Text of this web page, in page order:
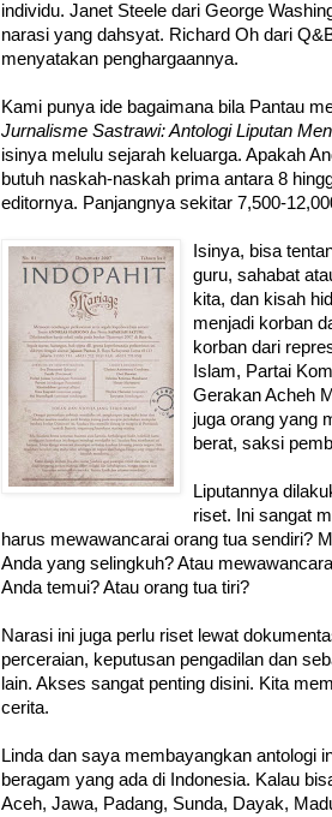
individu. Janet Steele dari George
narasi yang dahsyat. Richard Oh dari
menyatakan penghargaannya.
Kami punya ide bagaimana bila Pantau
Jurnalisme Sastrawi: Antologi Liputan
isinya melulu sejarah keluarga. Apakah
butuh naskah-naskah prima antara 8
editornya. Panjangnya sekitar 7,500-
Isinya, bisa
guru, sahabat
kita, dan kisah
menjadi korban
korban dari
Islam, Partai
Gerakan Acheh
juga orang yang
berat, saksi
Liputannya
riset. Ini sangat
harus mewawancarai orang tua sendiri?
Anda yang selingkuh? Atau
Anda temui? Atau orang tua tiri?
Narasi ini juga perlu riset lewat
perceraian, keputusan pengadilan dan
lain. Akses sangat penting disini. Kita
cerita.
Linda dan saya membayangkan antologi
beragam yang ada di Indonesia. Kalau
Aceh, Jawa, Padang, Sunda, Dayak,